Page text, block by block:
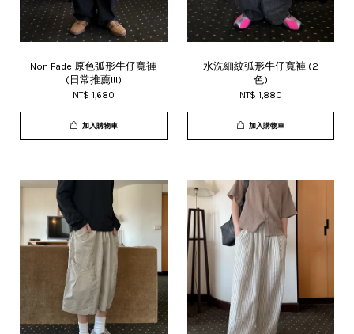
Non Fade 原色弧形牛仔寬褲
(日常推薦!!!)
NT$ 1,680
加入購物車
水洗細紋弧形牛仔寬褲 (2
色)
NT$ 1,880
加入購物車